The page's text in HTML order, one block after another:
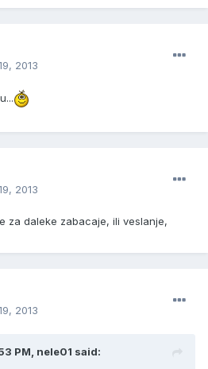
2013
2013
za daleke zabacaje, ili veslanje,
2013
PM, nele01 said: